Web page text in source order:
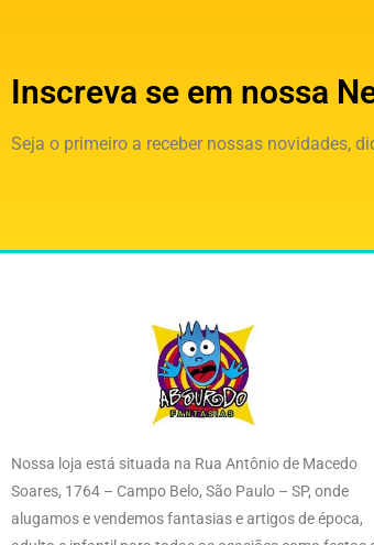
Inscreva se em nossa
Seja o primeiro a receber nossas novidades,
Nossa loja está situada na Rua Antônio de Macedo
Soares, 1764 – Campo Belo, São Paulo – SP, onde
alugamos e vendemos fantasias e artigos de época,